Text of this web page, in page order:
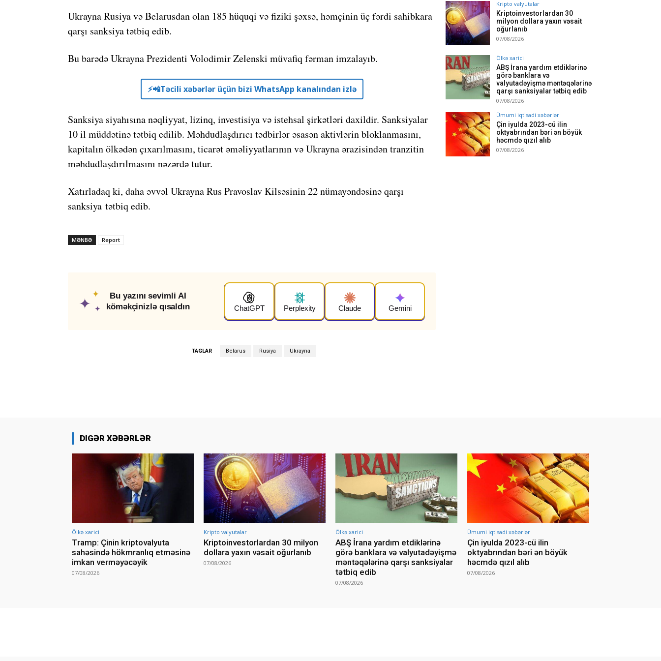
Ukrayna Rusiya və Belarusdan olan 185 hüquqi və fiziki şəxsə, həmçinin üç fərdi sahibkara
qarşı sanksiya tətbiq edib.
Bu barədə Ukrayna Prezidenti Volodimir Zelenski müvafiq fərman imzalayıb.
⚡️📲Təcili xəbərlər üçün bizi WhatsApp kanalından izlə
Sanksiya siyahısına nəqliyyat, lizinq, investisiya və istehsal şirkətləri daxildir. Sanksiyalar
10 il müddətinə tətbiq edilib. Məhdudlaşdırıcı tədbirlər əsasən aktivlərin bloklanmasını,
kapitalın ölkədən çıxarılmasını, ticarət əməliyyatlarının və Ukrayna ərazisindən tranzitin
məhdudlaşdırılmasını nəzərdə tutur.
Xatırladaq ki, daha əvvəl Ukrayna Rus Pravoslav Kilsəsinin 22 nümayəndəsinə qarşı
sanksiya tətbiq edib.
MƏNBƏ Report
✦
✦
✦
Bu yazını sevimli AI
köməkçinizlə qısaldın
ChatGPT Perplexity Claude Gemini
TAGLAR Belarus Rusiya Ukrayna
Kripto valyutalar
Kriptoinvestorlardan 30
milyon dollara yaxın vəsait
oğurlanıb
07/08/2026
Ölkə xarici
ABŞ İrana yardım etdiklərinə
görə banklara və
valyutadəyişmə məntəqələrinə
qarşı sanksiyalar tətbiq edib
07/08/2026
Ümumi iqtisadi xəbərlər
Çin iyulda 2023-cü ilin
oktyabrından bəri ən böyük
həcmdə qızıl alıb
07/08/2026
DIGƏR XƏBƏRLƏR
Ölkə xarici
Tramp: Çinin kriptovalyuta
sahəsində hökmranlıq etməsinə
imkan verməyəcəyik
07/08/2026
Kripto valyutalar
Kriptoinvestorlardan 30 milyon
dollara yaxın vəsait oğurlanıb
07/08/2026
Ölkə xarici
ABŞ İrana yardım etdiklərinə
görə banklara və valyutadəyişmə
məntəqələrinə qarşı sanksiyalar
tətbiq edib
07/08/2026
Ümumi iqtisadi xəbərlər
Çin iyulda 2023-cü ilin
oktyabrından bəri ən böyük
həcmdə qızıl alıb
07/08/2026